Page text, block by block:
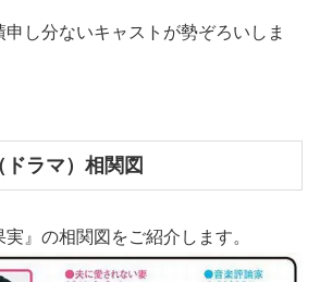
し分ないキャストが勢ぞろいしま
ラマ）相関図
』の相関図をご紹介します。